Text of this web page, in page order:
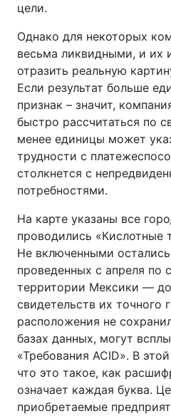
цели.
Однако для некоторых
весьма ликвидными, и их
отразить реальную
Если результат больше
признак – значит,
быстро рассчитаться по
менее единицы может
трудности с
столкнется с
потребностями.
На карте указаны все
проводились «Кислотные
Не включенными
проведенных с апреля по
территории Мексики —
свидетельств их точного
расположения не
базах данных, могут
«Требования ACID». В
что это такое, как
означает каждая буква.
приобретаемые